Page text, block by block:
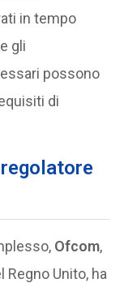
in tempo
gli
possono
di
Ofcom,
Unito, ha